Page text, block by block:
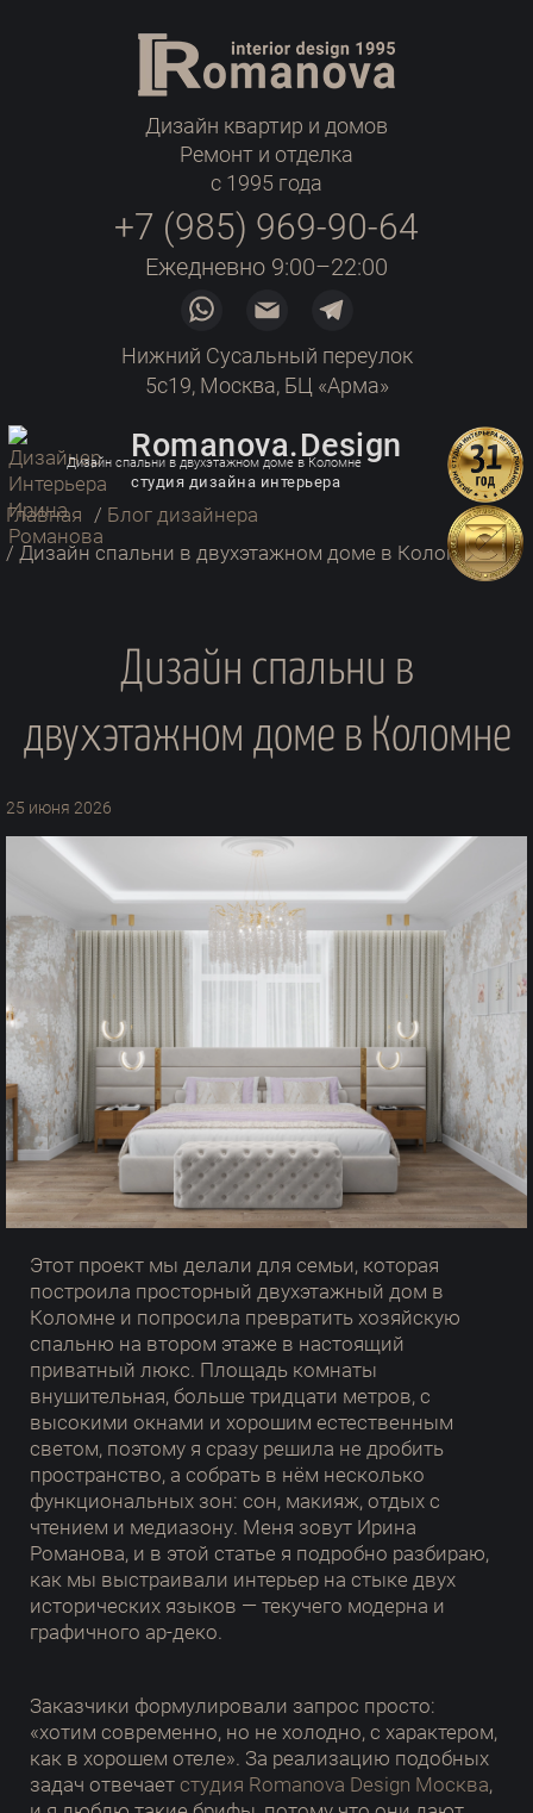
Дизайн квартир и домов
Ремонт и отделка
с 1995 года
+7 (985) 969-90-64
Ежедневно 9:00–22:00
Нижний Сусальный переулок
5с19, Москва, БЦ «Арма»
Romanova.Design
студия дизайна интерьера
Дизайн спальни в двухэтажном доме в Коломне
Главная / Блог дизайнера
/ Дизайн спальни в двухэтажном доме в Коломне
Дизайн спальни в
двухэтажном доме в Коломне
25 июня 2026
Этот проект мы делали для семьи, которая
построила просторный двухэтажный дом в
Коломне и попросила превратить хозяйскую
спальню на втором этаже в настоящий
приватный люкс. Площадь комнаты
внушительная, больше тридцати метров, с
высокими окнами и хорошим естественным
светом, поэтому я сразу решила не дробить
пространство, а собрать в нём несколько
функциональных зон: сон, макияж, отдых с
чтением и медиазону. Меня зовут Ирина
Романова, и в этой статье я подробно разбираю,
как мы выстраивали интерьер на стыке двух
исторических языков — текучего модерна и
графичного ар-деко.
Заказчики формулировали запрос просто:
«хотим современно, но не холодно, с характером,
как в хорошем отеле». За реализацию подобных
задач отвечает студия Romanova Design Москва,